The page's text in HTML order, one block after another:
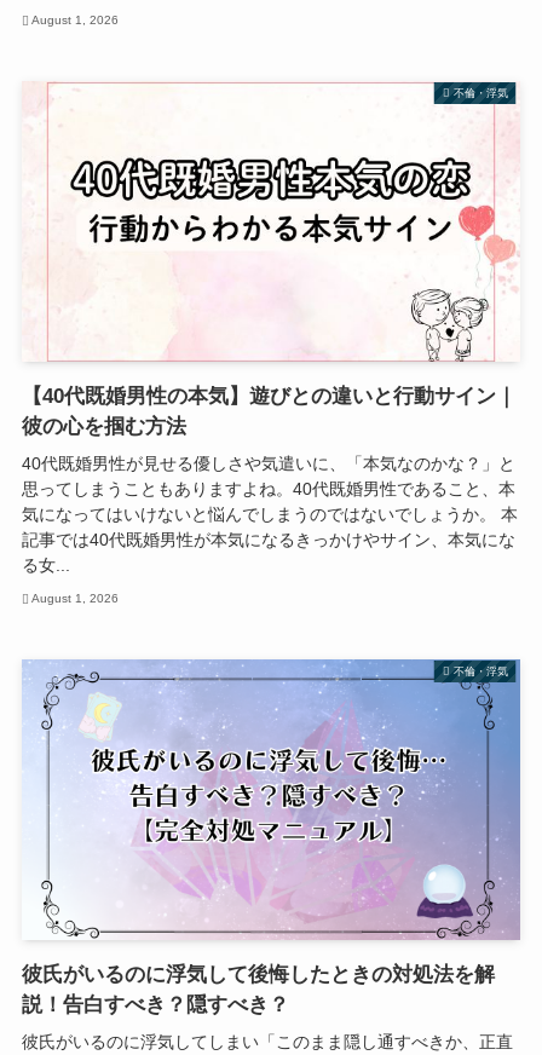
August 1, 2026
不倫・浮気
【40代既婚男性の本気】遊びとの違いと行動サイン｜
彼の心を掴む方法
40代既婚男性が見せる優しさや気遣いに、「本気なのかな？」と
思ってしまうこともありますよね。40代既婚男性であること、本
気になってはいけないと悩んでしまうのではないでしょうか。 本
記事では40代既婚男性が本気になるきっかけやサイン、本気にな
る女...
August 1, 2026
不倫・浮気
彼氏がいるのに浮気して後悔したときの対処法を解
説！告白すべき？隠すべき？
彼氏がいるのに浮気してしまい「このまま隠し通すべきか、正直